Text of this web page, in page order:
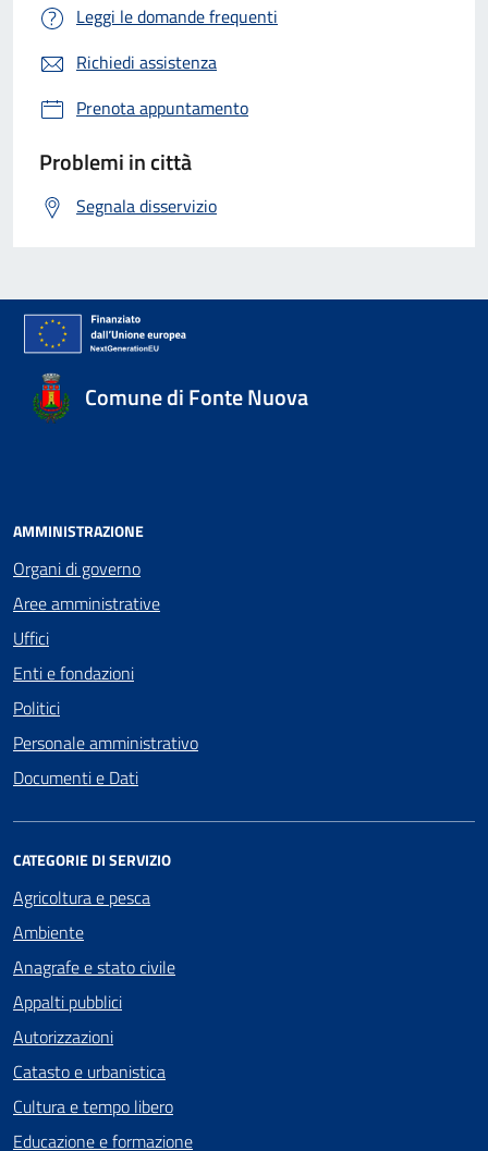
Leggi le domande frequenti
Richiedi assistenza
Prenota appuntamento
Problemi in città
Segnala disservizio
Comune di Fonte Nuova
AMMINISTRAZIONE
Organi di governo
Aree amministrative
Uffici
Enti e fondazioni
Politici
Personale amministrativo
Documenti e Dati
CATEGORIE DI SERVIZIO
Agricoltura e pesca
Ambiente
Anagrafe e stato civile
Appalti pubblici
Autorizzazioni
Catasto e urbanistica
Cultura e tempo libero
Educazione e formazione